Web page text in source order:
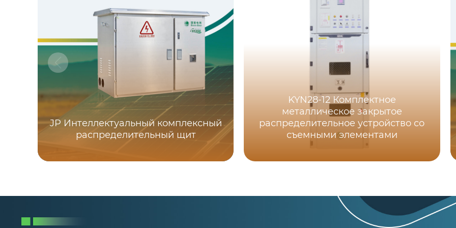
JP Интеллектуальный комплексный
распределительный щит
KYN28-12 Комплектное
металлическое закрытое
распределительное устройство со
съемными элементами